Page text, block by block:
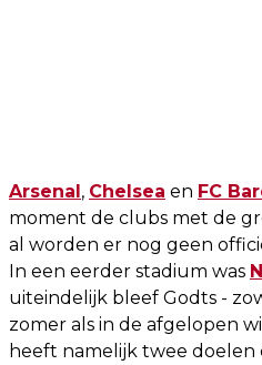
Arsenal, Chelsea en FC
moment de clubs met de
al worden er nog geen
In een eerder stadium was
uiteindelijk bleef Godts -
zomer als in de afgelopen
heeft namelijk twee doelen